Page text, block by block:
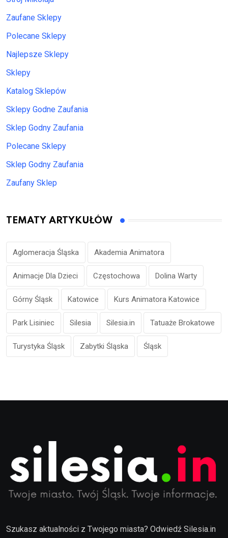
Zaufane Sklepy
Polecane Sklepy
Najlepsze Sklepy
Sklepy
Katalog Sklepów
Sklepy Godne Zaufania
Sklep Godny Zaufania
Polecane Sklepy
Sklep Godny Zaufania
Zaufany Sklep
TEMATY ARTYKUŁÓW
Aglomeracja Śląska Akademia Animatora
Animacje Dla Dzieci Częstochowa Dolina Warty
Górny Śląsk Katowice Kurs Animatora Katowice
Park Lisiniec Silesia Silesia.in Tatuaże Brokatowe
Turystyka Śląsk Zabytki Śląska Śląsk
Szukasz aktualności z Twojego miasta? Odwiedź Silesia.in